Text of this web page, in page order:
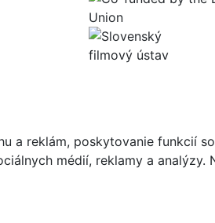
a reklám, poskytovanie funkcií
médií, reklamy a